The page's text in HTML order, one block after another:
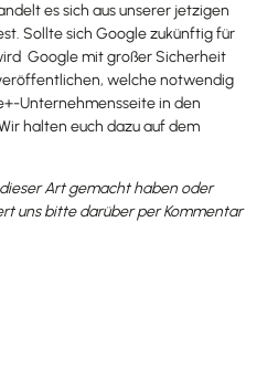
es sich aus unserer jetzigen
Sollte sich Google zukünftig für
Google mit großer Sicherheit
welche notwendig
Unternehmensseite in den
halten euch dazu auf dem
Art gemacht haben oder
uns bitte darüber per Kommentar